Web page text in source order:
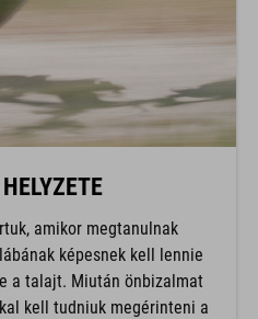
amikor megtanulnak
képesnek kell lennie
a talajt. Miután önbizalmat
kell tudniuk megérinteni a